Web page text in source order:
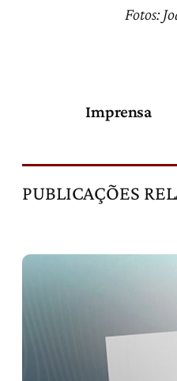
Fotos:
Imprensa
PUBLICAÇÕES